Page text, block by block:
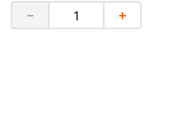
＋
－